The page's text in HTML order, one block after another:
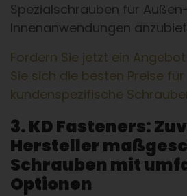
Spezialschrauben für
Innenanwendungen
Fordern Sie jetzt ein
Sie sich die besten Preise für
kundenspezifische
3. KD Fasteners:
Hersteller
Schrauben mit
Optionen